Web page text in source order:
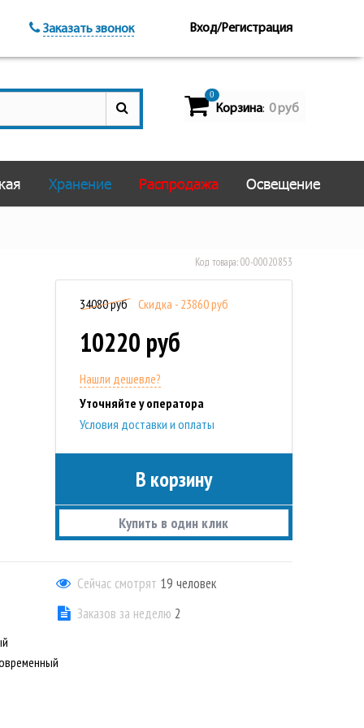
Заказать звонок Вход/Регистрация
0
Корзина: 0 руб
Хранение Распродажа Освещение
Код товара:00-00020853
34080 руб Скидка - 23860 руб
10220 руб
Нашли дешевле?
Уточняйте у оператора
Условия доставки и оплаты
В корзину
Купить в один клик
Сейчас смотрят 19 человек
Заказов за неделю 2